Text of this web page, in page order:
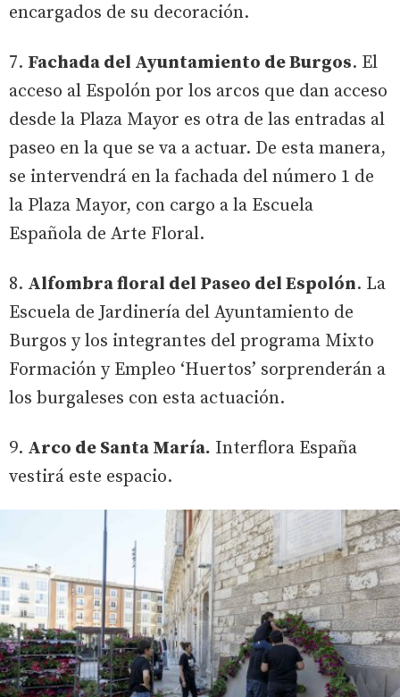
encargados de su decoración.
7. Fachada del Ayuntamiento de Burgos. El
acceso al Espolón por los arcos que dan acceso
desde la Plaza Mayor es otra de las entradas al
paseo en la que se va a actuar. De esta manera,
se intervendrá en la fachada del número 1 de
la Plaza Mayor, con cargo a la Escuela
Española de Arte Floral.
8. Alfombra floral del Paseo del Espolón. La
Escuela de Jardinería del Ayuntamiento de
Burgos y los integrantes del programa Mixto
Formación y Empleo ‘Huertos’ sorprenderán a
los burgaleses con esta actuación.
9. Arco de Santa María. Interflora España
vestirá este espacio.